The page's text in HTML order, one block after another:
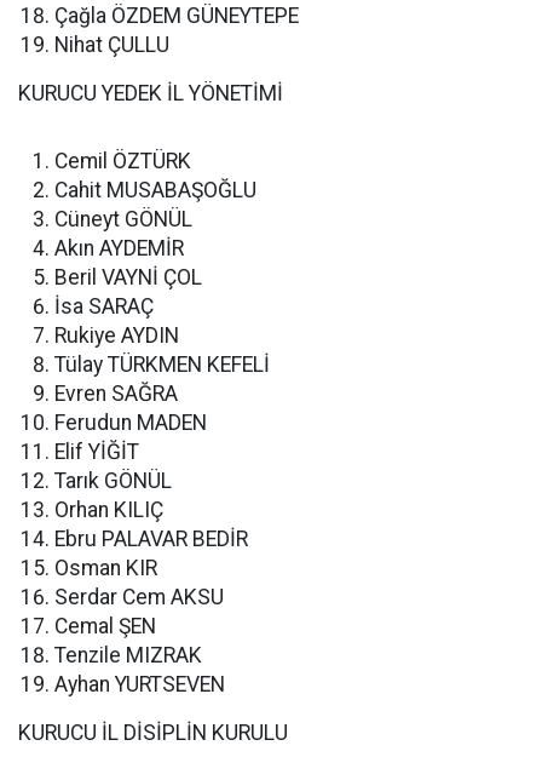
Çağla ÖZDEM GÜNEYTEPE
Nihat ÇULLU
KURUCU YEDEK İL YÖNETİMİ
Cemil ÖZTÜRK
Cahit MUSABAŞOĞLU
Cüneyt GÖNÜL
Akın AYDEMİR
Beril VAYNİ ÇOL
İsa SARAÇ
Rukiye AYDIN
Tülay TÜRKMEN KEFELİ
Evren SAĞRA
Ferudun MADEN
Elif YİĞİT
Tarık GÖNÜL
Orhan KILIÇ
Ebru PALAVAR BEDİR
Osman KIR
Serdar Cem AKSU
Cemal ŞEN
Tenzile MIZRAK
Ayhan YURTSEVEN
KURUCU İL DİSİPLİN KURULU